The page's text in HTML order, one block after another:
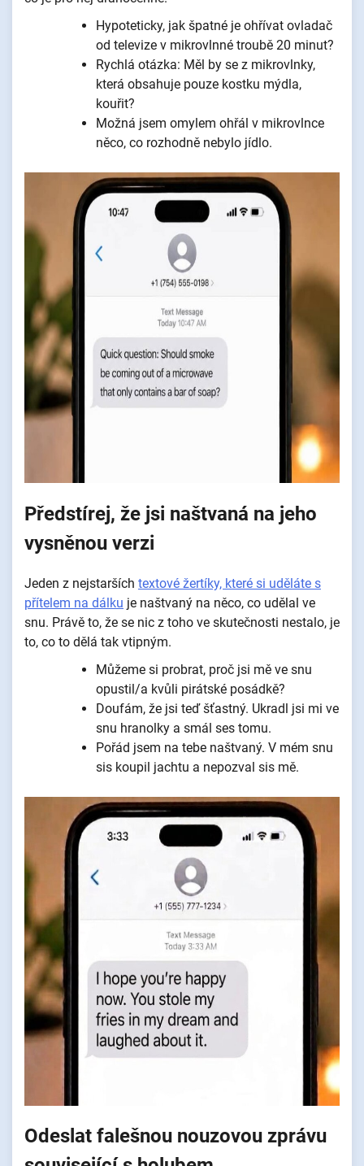
Hypoteticky, jak špatné je ohřívat ovladač
od televize v mikrovlnné troubě 20 minut?
Rychlá otázka: Měl by se z mikrovlnky,
která obsahuje pouze kostku mýdla,
kouřit?
Možná jsem omylem ohřál v mikrovlnce
něco, co rozhodně nebylo jídlo.
Předstírej, že jsi naštvaná na jeho
vysněnou verzi
Jeden z nejstarších textové žertíky, které si uděláte s
přítelem na dálku je naštvaný na něco, co udělal ve
snu. Právě to, že se nic z toho ve skutečnosti nestalo, je
to, co to dělá tak vtipným.
Můžeme si probrat, proč jsi mě ve snu
opustil/a kvůli pirátské posádkě?
Doufám, že jsi teď šťastný. Ukradl jsi mi ve
snu hranolky a smál ses tomu.
Pořád jsem na tebe naštvaný. V mém snu
sis koupil jachtu a nepozval sis mě.
Odeslat falešnou nouzovou zprávu